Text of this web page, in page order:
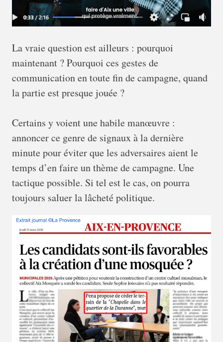
La vraie question est ailleurs : pourquoi
maintenant ? Pourquoi ces gestes de
communication en toute fin de campagne, quand
la partie est presque jouée ?
Certains y voient une habile manœuvre :
annoncer ce genre de signaux à la dernière
minute pour éviter que les adversaires aient le
temps d’en faire un thème de campagne. Une
tactique possible. Si tel est le cas, on pourra
toujours saluer la lâcheté politique.